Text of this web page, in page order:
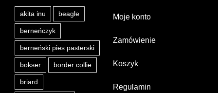
akita inu beagle
berneńczyk
berneński pies pasterski
bokser border collie
briard
Moje konto
Zamówienie
Koszyk
Regulamin